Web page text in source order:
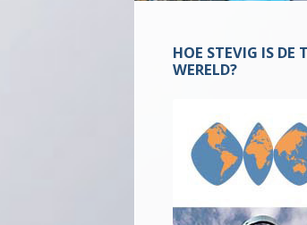
HOE STEVIG IS DE
WERELD?